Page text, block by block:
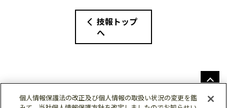
技報トップ
へ
個人情報保護法の改正及び個人情報の取扱い状況の変更を鑑